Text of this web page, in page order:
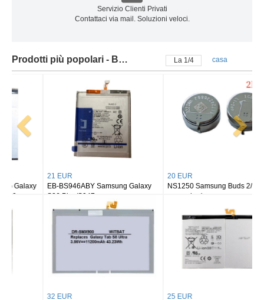
Servizio Clienti Privati
Contattaci via mail. Soluzioni veloci.
Prodotti più popolari - Batteria samsung La 2/4 casa
EB-BS946ABY Samsung Galaxy
S26 Plus/S947
NS1250 Samsung Buds 2/ buds 2